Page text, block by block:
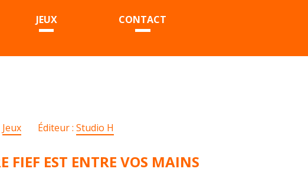
JEUX CONTACT
Jeux Éditeur :Studio H
FIEF EST ENTRE VOS MAINS